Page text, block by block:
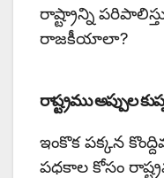
రాష్ట్రాన్ని
రాజకీయాలా?
రాష్ట్రము అప్పుల
ఇంకొక పక్కన
పధకాల కోసం